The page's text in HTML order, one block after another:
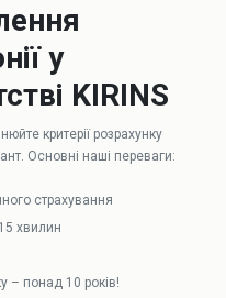
у
KIRINS
критерії розрахунку
Основні наші переваги:
страхування
хвилин
– понад 10 років!